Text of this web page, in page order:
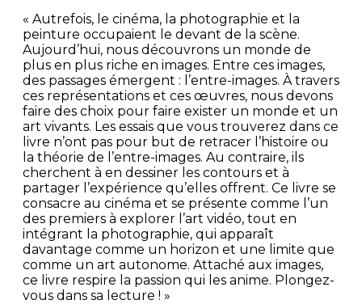
« Autrefois, le cinéma, la photographie et la
peinture occupaient le devant de la scène.
Aujourd’hui, nous découvrons un monde de
plus en plus riche en images. Entre ces images,
des passages émergent : l’entre-images. À travers
ces représentations et ces œuvres, nous devons
faire des choix pour faire exister un monde et un
art vivants. Les essais que vous trouverez dans ce
livre n’ont pas pour but de retracer l’histoire ou
la théorie de l’entre-images. Au contraire, ils
cherchent à en dessiner les contours et à
partager l’expérience qu’elles offrent. Ce livre se
consacre au cinéma et se présente comme l’un
des premiers à explorer l’art vidéo, tout en
intégrant la photographie, qui apparaît
davantage comme un horizon et une limite que
comme un art autonome. Attaché aux images,
ce livre respire la passion qui les anime. Plongez-
vous dans sa lecture ! »